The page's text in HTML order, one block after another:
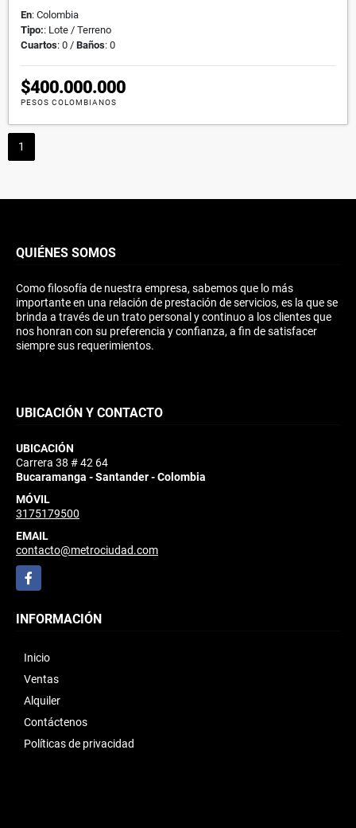
En: Colombia
Tipo:: Lote / Terreno
Cuartos: 0 / Baños: 0
$400.000.000
PESOS COLOMBIANOS
1
QUIÉNES SOMOS
Como filosofía de nuestra empresa, sabemos que lo más
importante en una relación de prestación de servicios, es la que se
brinda a través de un trato personal y continuo a los clientes que
nos honran con su preferencia y confianza, a fin de satisfacer
siempre sus requerimientos.
UBICACIÓN Y CONTACTO
UBICACIÓN
Carrera 38 # 42 64
Bucaramanga - Santander - Colombia
MÓVIL
3175179500
EMAIL
contacto@metrociudad.com
Facebook
INFORMACIÓN
Inicio
Ventas
Alquiler
Contáctenos
Políticas de privacidad